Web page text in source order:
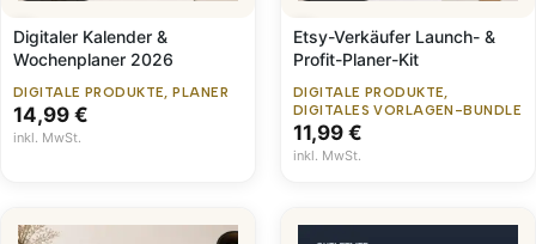
Digitaler Kalender &
Wochenplaner 2026
DIGITALE PRODUKTE, PLANER
14,99 €
inkl. MwSt.
Etsy-Verkäufer Launch- &
Profit-Planer-Kit
DIGITALE PRODUKTE,
DIGITALES VORLAGEN-BUNDLE
11,99 €
inkl. MwSt.